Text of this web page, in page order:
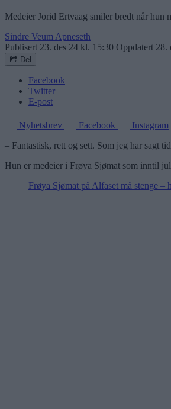
Medeier Jorid Ertvaag smiler bredt når hun
Sindre Veum Apneseth
Publisert 23. des 24 kl. 15:30 Oppdatert 28.
Del
Facebook
Twitter
E-post
Nyhetsbrev Facebook
Instagram
– Fantastisk, rett og sett. Som jeg har sagt
Hun er medeier i Frøya Sjømat som inntil
Frøya Sjømat på Alfaset må stenge